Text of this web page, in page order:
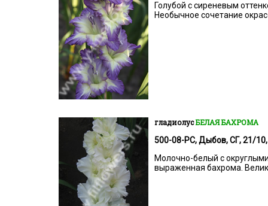
Голубой с сиреневым
Необычное сочетание
гладиолусБЕЛАЯ БАХРОМА
500-08-РС, Дыбов, СГ, 21/
Молочно-белый с
выраженная бахрома.